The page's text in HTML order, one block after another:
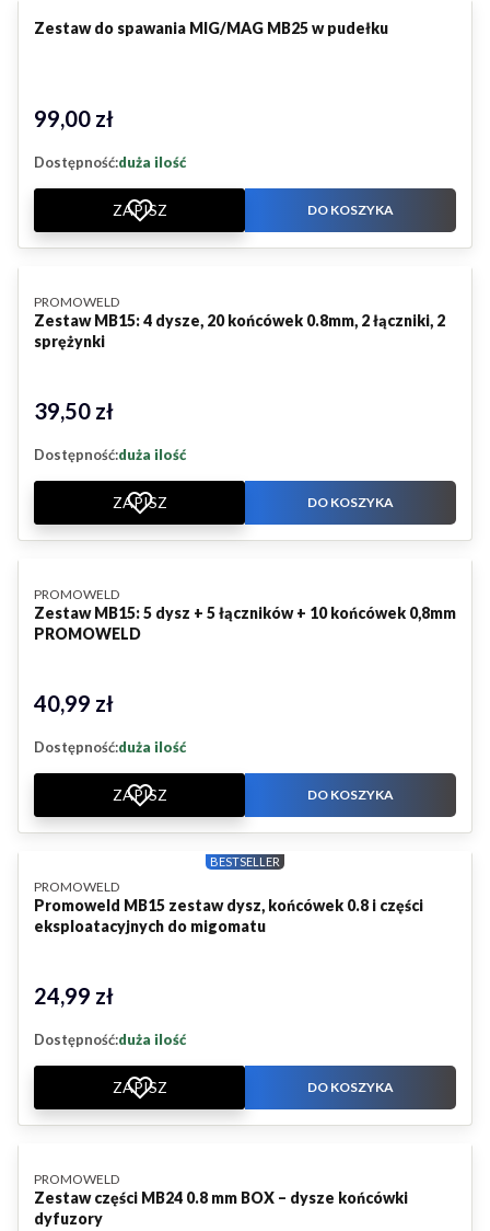
Zestaw do spawania MIG/MAG MB25 w pudełku
Cena
99,00 zł
Dostępność:duża ilość
ZAPISZ DO KOSZYKA
Zestaw MB15: 4 dysze, 20 końcówek 0.8mm, 2 łączniki, 2
sprężynki
PRODUCENT
PROMOWELD
Cena
39,50 zł
Dostępność:duża ilość
ZAPISZ DO KOSZYKA
Zestaw MB15: 5 dysz + 5 łączników + 10 końcówek 0,8mm
PROMOWELD
PRODUCENT
PROMOWELD
Cena
40,99 zł
Dostępność:duża ilość
ZAPISZ DO KOSZYKA
BESTSELLER
Promoweld MB15 zestaw dysz, końcówek 0.8 i części
eksploatacyjnych do migomatu
PRODUCENT
PROMOWELD
Cena
24,99 zł
Dostępność:duża ilość
ZAPISZ DO KOSZYKA
Zestaw części MB24 0.8 mm BOX – dysze końcówki
dyfuzory
PRODUCENT
PROMOWELD